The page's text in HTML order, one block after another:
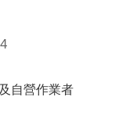
自營作業者